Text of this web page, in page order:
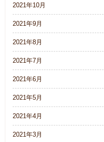
2021年10月
2021年9月
2021年8月
2021年7月
2021年6月
2021年5月
2021年4月
2021年3月